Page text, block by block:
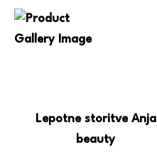
Lepotne storitve Anja
beauty